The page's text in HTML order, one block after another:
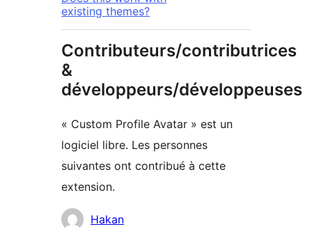
existing themes?
Contributeurs/contributrices
&
développeurs/développeuses
« Custom Profile Avatar » est un
logiciel libre. Les personnes
suivantes ont contribué à cette
extension.
Contributeurs
Hakan